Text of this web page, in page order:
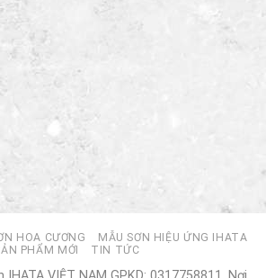
HOA CƯƠNG
MẪU SƠN HIỆU ỨNG IHATA
PHẨM MỚI
TIN TỨC